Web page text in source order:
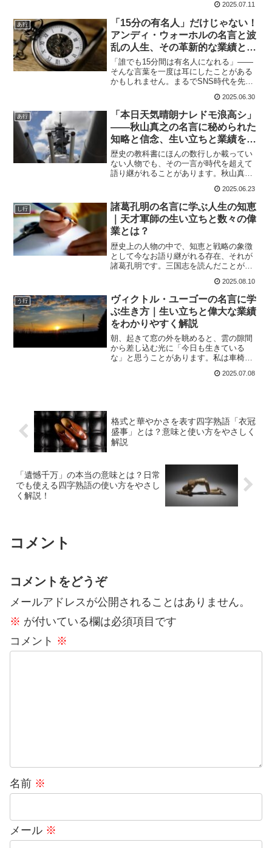
もしれませんが、エジソンの人生は決し
て順風満帆ではなく、何度失敗しても諦
めず挑戦し続ける姿勢が彼...
2025.07.11
あ行
「15分の有名人」だけじゃない！
アンディ・ウォーホルの名言と波
乱の人生、その革新的な業績と
は？
「誰でも15分間は有名人になれる」——
そんな言葉を一度は耳にしたことがある
かもしれません。まるでSNS時代を先取
活動していたポップアートの巨匠アンデ
ィ・ウォーホルが発したものなんです。
彼の作品はもちろ...
2025.06.30
あ行
「本日天気晴朗ナレドモ浪高シ」
――秋山真之の名言に秘められた
知略と信念、生い立ちと業績をた
どる
歴史の教科書にほんの数行しか載ってい
ない人物でも、その一言が時代を超えて
語り継がれることがあります。秋山真之
す。「本日天気晴朗ナレドモ浪高シ」と
いう報告文。この言葉を目にしたとき、
私はただの天気報告と思っ...
2025.06.23
し行
諸葛孔明の名言に学ぶ人生の知恵
｜天才軍師の生い立ちと数々の偉
業とは？
歴史上の人物の中で、知恵と戦略の象徴
として今なお語り継がれる存在、それが
諸葛孔明です。三国志を読んだことがな
「賢い人」「軍師」といったイメージが
浮かぶのではないでしょうか。私が初め
て諸葛孔明のことを知ったの...
2025.08.10
う行
ヴィクトル・ユーゴーの名言に学
ぶ生き方｜生い立ちと偉大な業績
をわかりやすく解説
朝、起きて窓の外を眺めると、雲の隙間
から差し込む光に「今日も生きている
な」と思うことがあります。私は車椅子
まることが多いのですが、そんな時、言
2025.07.08
格式と華やかさを表す四字熟語「衣冠
盛事」とは？意味と使い方をやさしく
解説
「遺憾千万」の本当の意味とは？日常
でも使える四字熟語の使い方をやさし
く解説！
コメント
コメントをどうぞ
メールアドレスが公開されることはありません。
※ が付いている欄は必須項目です
コメント ※
名前 ※
メール ※